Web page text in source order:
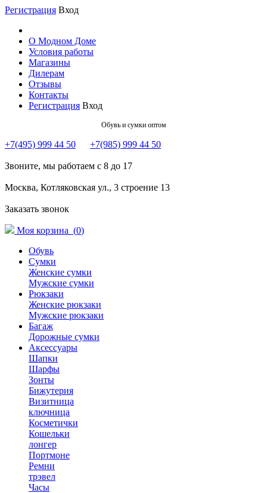
Регистрация Вход
О Модном Доме
Условия работы
Магазины
Дилерам
Отзывы
Контакты
Регистрация Вход
Обувь и сумки оптом
+7(495) 999 44 50 +7(985) 999 44 50
Звоните, мы работаем с 8 до 17
Москва, Котляковская ул., 3 строение 13
Заказать звонок
Моя корзина (0)
Обувь
Сумки
Женские сумки
Мужские сумки
Рюкзаки
Женские рюкзаки
Мужские рюкзаки
Багаж
Дорожные сумки
Аксессуары
Шапки
Шарфы
Зонты
Бижутерия
Визитница
ключница
Косметички
Кошельки
лонгер
Портмоне
Ремни
трэвел
Часы